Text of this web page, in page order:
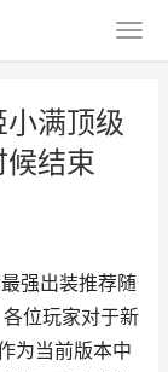
满顶级
结束
强出装推荐随
位玩家对于新
为当前版本中